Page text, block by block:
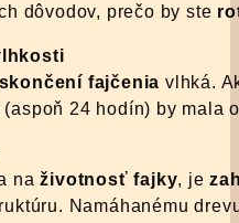
dôvodov, prečo by ste
fajčenia vlhká.
24 hodín) by mala
naživotnosť fajky, je
Namáhanému